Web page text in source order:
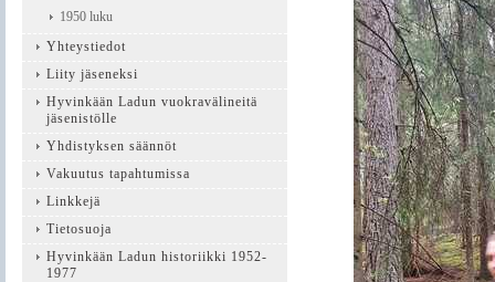
1950 luku
Yhteystiedot
Liity jäseneksi
Hyvinkään Ladun vuokravälineitä
jäsenistölle
Yhdistyksen säännöt
Vakuutus tapahtumissa
Linkkejä
Tietosuoja
Hyvinkään Ladun historiikki 1952-
1977